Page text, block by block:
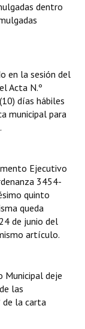
dentro
en la sesión del
Acta N.º
días hábiles
municipal para
Ejecutivo
3454-
quinto
queda
de junio del
artículo.
Municipal deje
las
de la carta